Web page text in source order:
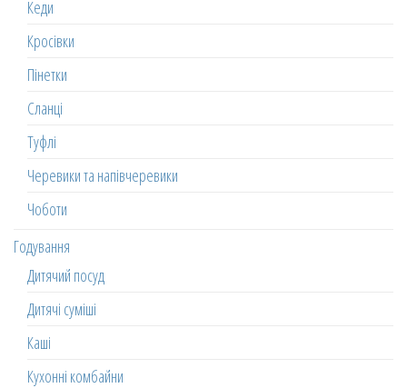
Кеди
Кросівки
Пінетки
Сланці
Туфлі
Черевики та напівчеревики
Чоботи
Годування
Дитячий посуд
Дитячі суміші
Каші
Кухонні комбайни